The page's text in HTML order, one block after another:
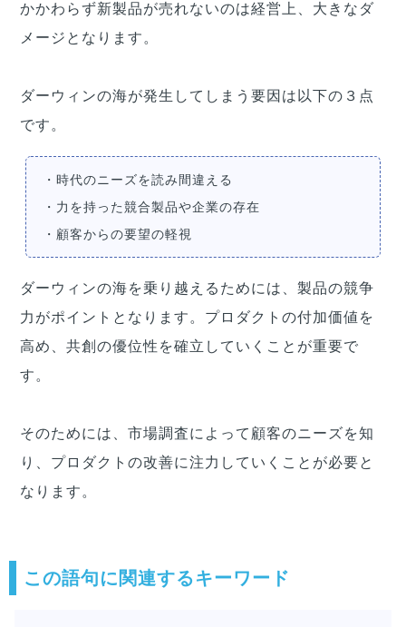
かかわらず新製品が売れないのは経営上、大きなダ
メージとなります。
ダーウィンの海が発生してしまう要因は以下の３点
です。
・時代のニーズを読み間違える
・力を持った競合製品や企業の存在
・顧客からの要望の軽視
ダーウィンの海を乗り越えるためには、製品の競争
力がポイントとなります。プロダクトの付加価値を
高め、共創の優位性を確立していくことが重要で
す。
そのためには、市場調査によって顧客のニーズを知
り、プロダクトの改善に注力していくことが必要と
なります。
この語句に関連するキーワード